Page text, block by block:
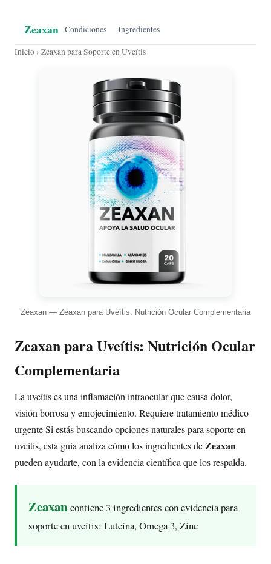
Zeaxan Condiciones Ingredientes
Inicio› Zeaxan para Soporte en Uveítis
Zeaxan — Zeaxan para Uveítis: Nutrición Ocular Complementaria
Zeaxan para Uveítis: Nutrición Ocular
Complementaria
La uveítis es una inflamación intraocular que causa dolor,
visión borrosa y enrojecimiento. Requiere tratamiento médico
urgente Si estás buscando opciones naturales para soporte en
uveítis, esta guía analiza cómo los ingredientes deZeaxan
pueden ayudarte, con la evidencia científica que los respalda.
Zeaxancontiene 3 ingredientes con evidencia para
soporte en uveítis: Luteína, Omega 3, Zinc